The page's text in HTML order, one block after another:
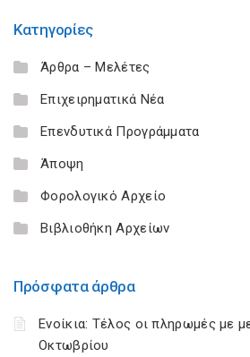
Κατηγορίες
Άρθρα – Μελέτες
Επιχειρηματικά Νέα
Επενδυτικά Προγράμματα
Άποψη
Φορολογικό Αρχείο
Βιβλιοθήκη Αρχείων
Πρόσφατα άρθρα
Ενοίκια: Τέλος οι πληρωμές με
Οκτωβρίου